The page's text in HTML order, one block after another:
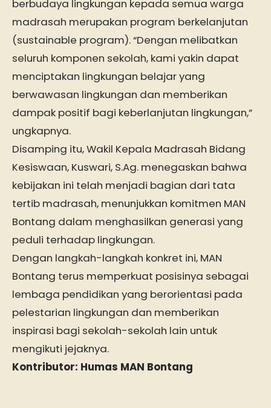
berbudaya lingkungan kepada semua warga
madrasah merupakan program berkelanjutan
(sustainable program). “Dengan melibatkan
seluruh komponen sekolah, kami yakin dapat
menciptakan lingkungan belajar yang
berwawasan lingkungan dan memberikan
dampak positif bagi keberlanjutan lingkungan,”
ungkapnya.
Disamping itu, Wakil Kepala Madrasah Bidang
Kesiswaan, Kuswari, S.Ag. menegaskan bahwa
kebijakan ini telah menjadi bagian dari tata
tertib madrasah, menunjukkan komitmen MAN
Bontang dalam menghasilkan generasi yang
peduli terhadap lingkungan.
Dengan langkah-langkah konkret ini, MAN
Bontang terus memperkuat posisinya sebagai
lembaga pendidikan yang berorientasi pada
pelestarian lingkungan dan memberikan
inspirasi bagi sekolah-sekolah lain untuk
mengikuti jejaknya.
Kontributor: Humas MAN Bontang